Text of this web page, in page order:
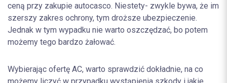
ceną przy zakupie autocasco. Niestety- zwykle bywa, że im
szerszy zakres ochrony, tym droższe ubezpieczenie.
Jednak w tym wypadku nie warto oszczędzać, bo potem
możemy tego bardzo żałować.
Wybierając ofertę AC, warto sprawdzić dokładnie, na co